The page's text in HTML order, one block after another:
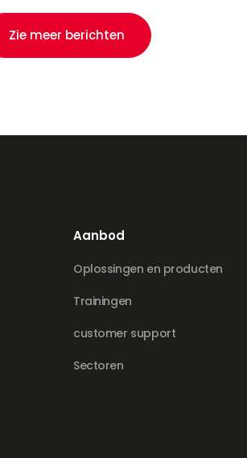
Zie meer berichten
Aanbod
Oplossingen en producten
Trainingen
customer support
Sectoren